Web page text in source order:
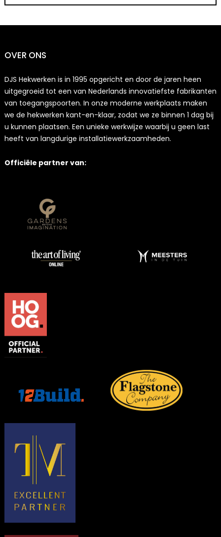
OVER ONS
DJS Hekwerken is in 1995 opgericht en door de jaren heen
uitgegroeid tot een van Nederlands innovatiefste fabrikanten
van toegangspoorten. In onze moderne werkplaats maken
we de hekwerken kant-en-klaar, zodat we ze binnen 1 dag bij
u kunnen plaatsen. Een unieke werkwijze waarbij u geen last
heeft van langdurige installatiewerkzaamheden.
Officiële partner van: